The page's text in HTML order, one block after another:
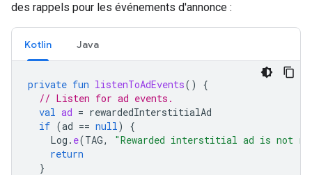
des rappels pour les événements d'annonce :
Kotlin Java
private fun listenToAdEvents()
{
// Listen for ad events.
val ad = rewardedInterstitialAd
if (ad == null)
{
Log . e(TAG,
"Rewarded interstitial ad is not
return
}